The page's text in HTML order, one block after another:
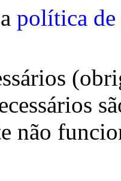
política de
não